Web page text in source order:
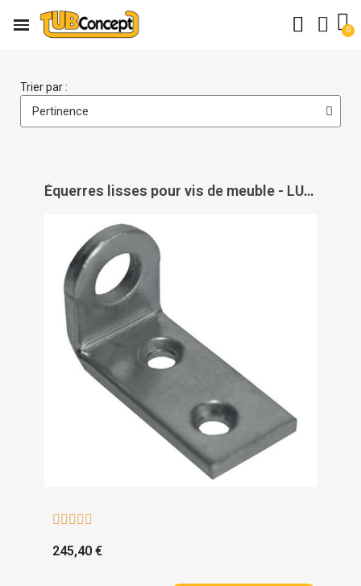
Trier par :
Équerres lisses pour vis de meuble - LUDMANN
    
245,40 €